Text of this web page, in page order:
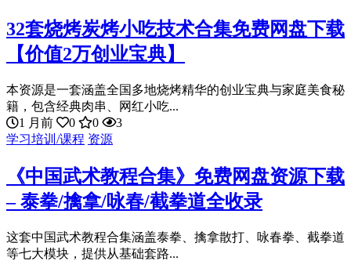
32套烧烤炭烤小吃技术合集免费网盘下载
【价值2万创业宝典】
本资源是一套涵盖全国多地烧烤精华的创业宝典与家庭美食秘
籍，包含经典肉串、网红小吃...
1 月前
0 0
3
学习培训/课程 资源
《中国武术教程合集》免费网盘资源下载
– 泰拳/擒拿/咏春/截拳道全收录
这套中国武术教程合集涵盖泰拳、擒拿散打、咏春拳、截拳道
等七大模块，提供从基础套路...